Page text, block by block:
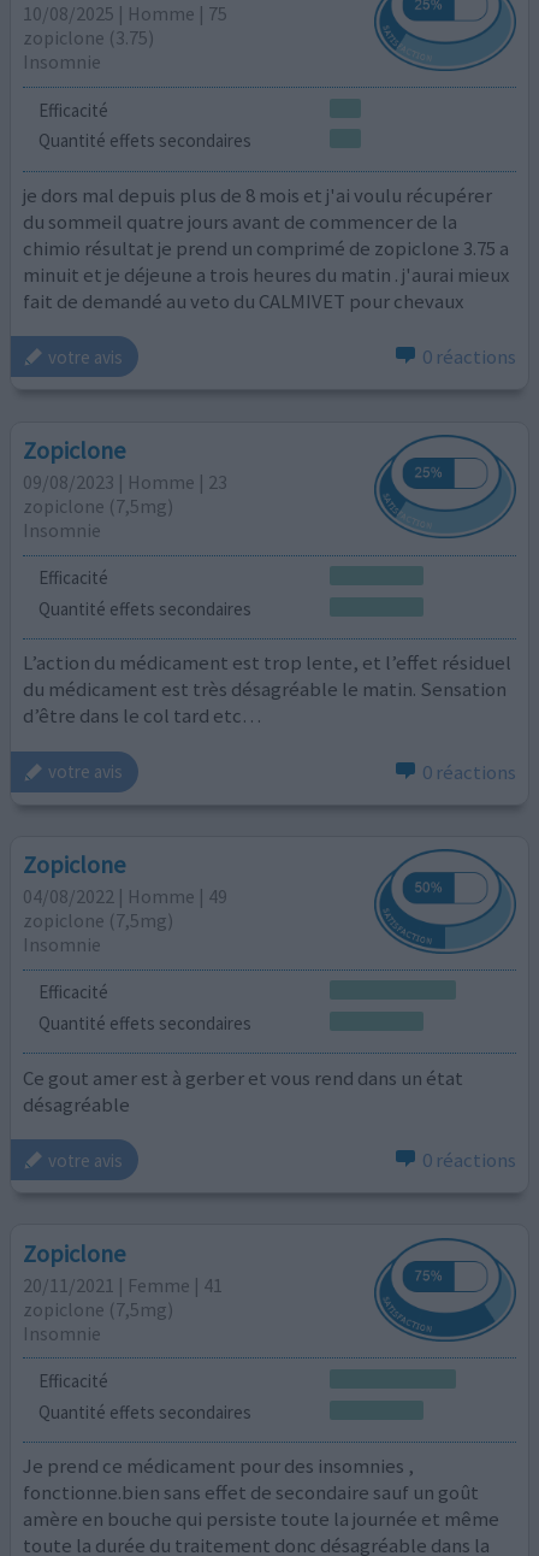
10/08/2025 | Homme | 75
zopiclone (3.75)
Insomnie
Efficacité
Quantité effets secondaires
je dors mal depuis plus de 8 mois et j'ai voulu récupérer
du sommeil quatre jours avant de commencer de la
chimio résultat je prend un comprimé de zopiclone 3.75 a
minuit et je déjeune a trois heures du matin . j'aurai mieux
fait de demandé au veto du CALMIVET pour chevaux
votre avis 0 réactions
Zopiclone
09/08/2023 | Homme | 23
zopiclone (7,5mg)
Insomnie
Efficacité
Quantité effets secondaires
L’action du médicament est trop lente, et l’effet résiduel
du médicament est très désagréable le matin. Sensation
d’être dans le col tard etc…
votre avis 0 réactions
Zopiclone
04/08/2022 | Homme | 49
zopiclone (7,5mg)
Insomnie
Efficacité
Quantité effets secondaires
Ce gout amer est à gerber et vous rend dans un état
désagréable
votre avis 0 réactions
Zopiclone
20/11/2021 | Femme | 41
zopiclone (7,5mg)
Insomnie
Efficacité
Quantité effets secondaires
Je prend ce médicament pour des insomnies ,
fonctionne.bien sans effet de secondaire sauf un goût
amère en bouche qui persiste toute la journée et même
toute la durée du traitement donc désagréable dans la